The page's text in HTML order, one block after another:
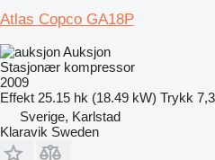
Atlas Copco GA18P
Auksjon
Stasjonær kompressor
2009
Effekt 25.15 hk (18.49 kW) Trykk
Sverige, Karlstad
Klaravik Sweden